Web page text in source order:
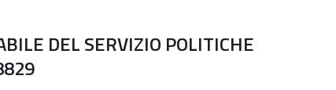
DEL SERVIZIO POLITICHE